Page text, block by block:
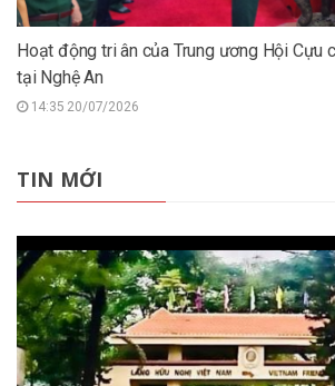
Hoạt động tri ân của Trung ương Hội Cựu
tại Nghệ An
14:35 20/07/2026
TIN MỚI